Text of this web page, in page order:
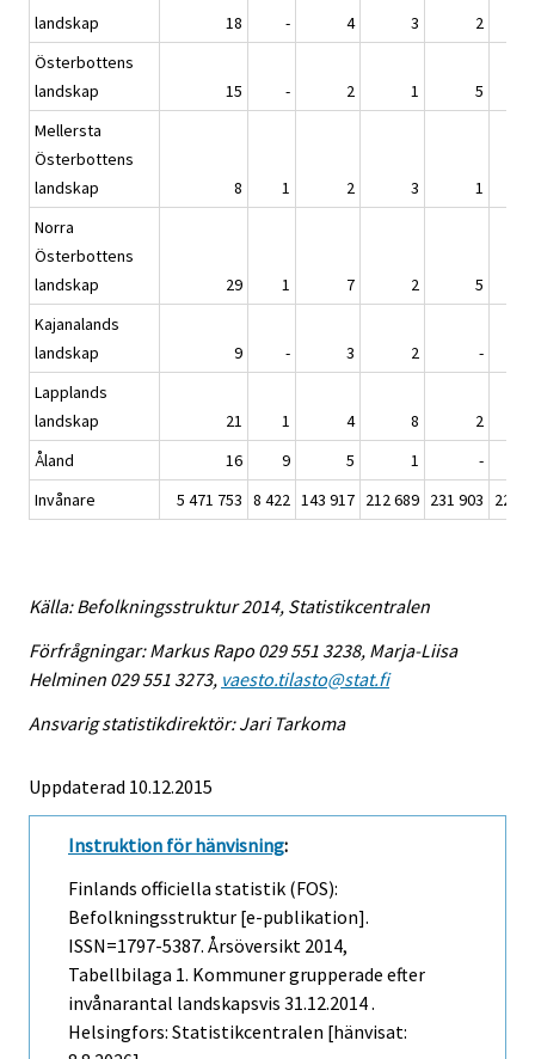
landskap
18 - 4 3
2
Österbottens
landskap
15 - 2 1
5
Mellersta
Österbottens
landskap
8 1 2 3
1
Norra
Österbottens
landskap
29 1 7 2
5
Kajanalands
landskap
9 - 3 2
-
Lapplands
landskap
21 1 4 8
2
Åland
16 9 5 1
-
Invånare
5 471 753 8 422 143 917 212 689 231 903 226
Källa: Befolkningsstruktur 2014, Statistikcentralen
Förfrågningar: Markus Rapo 029 551 3238, Marja-Liisa
Helminen 029 551 3273, vaesto.tilasto@stat.fi
Ansvarig statistikdirektör: Jari Tarkoma
Uppdaterad 10.12.2015
Instruktion för hänvisning:
Finlands officiella statistik (FOS):
Befolkningsstruktur [e-publikation].
ISSN=1797-5387. Årsöversikt 2014,
Tabellbilaga 1. Kommuner grupperade efter
invånarantal landskapsvis 31.12.2014 .
Helsingfors: Statistikcentralen [hänvisat: